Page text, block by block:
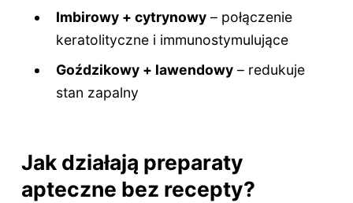
Imbirowy + cytrynowy – połączenie
keratolityczne i immunostymulujące
Goździkowy + lawendowy – redukuje
stan zapalny
Jak działają preparaty
apteczne bez recepty?